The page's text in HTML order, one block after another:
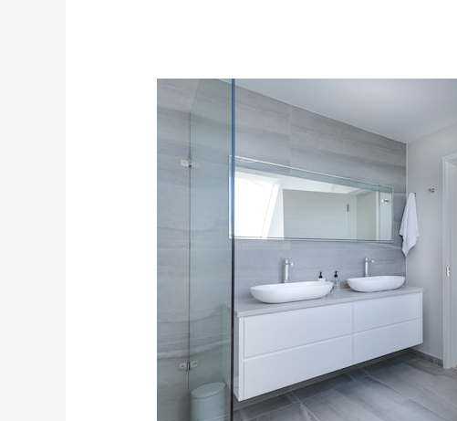
Decoraties
badkamer